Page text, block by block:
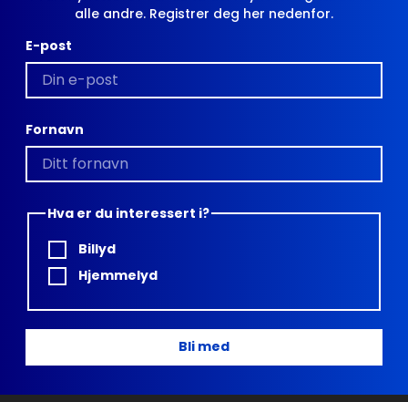
alle andre. Registrer deg her nedenfor.
E-post
Fornavn
Hva er du interessert i?
Billyd
Hjemmelyd
Bli med